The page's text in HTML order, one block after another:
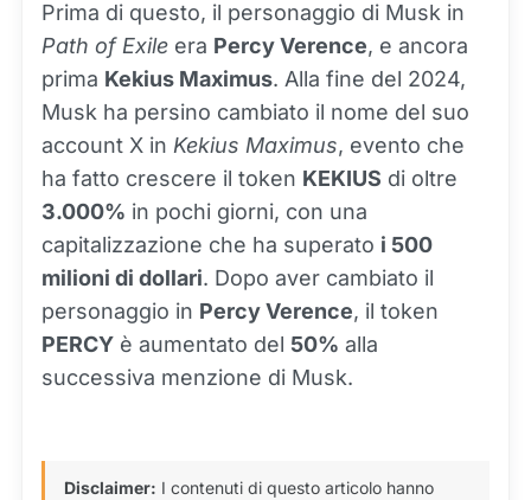
Prima di questo, il personaggio di Musk in
Path of Exile era Percy Verence, e ancora
prima Kekius Maximus. Alla fine del 2024,
Musk ha persino cambiato il nome del suo
account X in Kekius Maximus, evento che
ha fatto crescere il token KEKIUS di oltre
3.000% in pochi giorni, con una
capitalizzazione che ha superato i 500
milioni di dollari. Dopo aver cambiato il
personaggio in Percy Verence, il token
PERCY è aumentato del 50% alla
successiva menzione di Musk.
Disclaimer: I contenuti di questo articolo hanno